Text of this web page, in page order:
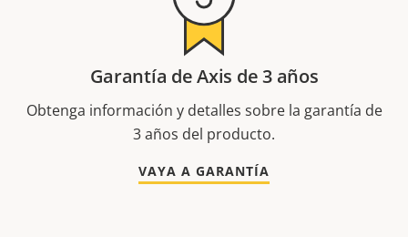
Garantía de Axis de 3 años
Obtenga información y detalles sobre la garantía de
3 años del producto.
VAYA A GARANTÍA